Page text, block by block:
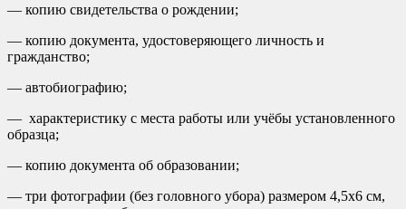
— копию свидетельства о рождении;
— копию документа, удостоверяющего личность и
гражданство;
— автобиографию;
— характеристику с места работы или учёбы установленного
образца;
— копию документа об образовании;
— три фотографии (без головного убора) размером 4,5х6 см,